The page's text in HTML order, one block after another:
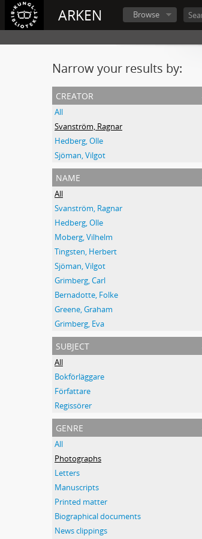
ARKEN Browse
Narrow your results by:
creator
All
Svanström, Ragnar
Hedberg, Olle
Sjöman, Vilgot
name
All
Svanström, Ragnar
Hedberg, Olle
Moberg, Vilhelm
Tingsten, Herbert
Sjöman, Vilgot
Grimberg, Carl
Bernadotte, Folke
Greene, Graham
Grimberg, Eva
subject
All
Bokförläggare
Författare
Regissörer
genre
All
Photographs
Letters
Manuscripts
Printed matter
Biographical documents
News clippings